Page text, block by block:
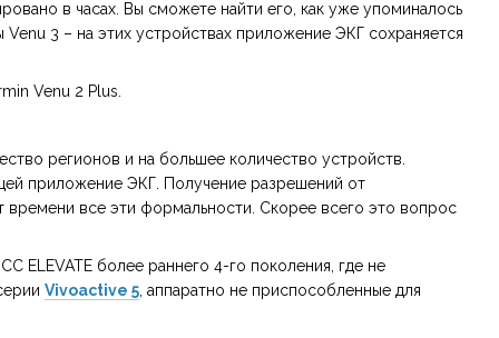
в часах. Вы сможете найти его, как уже упоминалось
3 – на этих устройствах приложение ЭКГ сохраняется
Venu 2 Plus.
регионов и на большее количество устройств.
приложение ЭКГ. Получение разрешений от
времени все эти формальности. Скорее всего это вопрос
ELEVATE более раннего 4-го поколения, где не
Vivoactive 5, аппаратно не приспособленные для